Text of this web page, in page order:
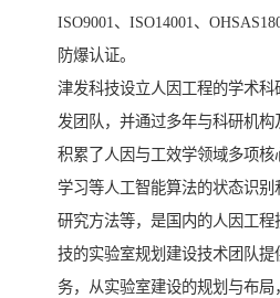
ISO9001、ISO14001、
防爆认证。
津发科技设立人因工程的学术
发团队，并通过多年与科研机构
积累了人因与工效学领域多项
学习等人工智能算法的状态识
研究方法等，是国内的人因工
技的实验室规划建设技术团队
务，从实验室建设的规划与布